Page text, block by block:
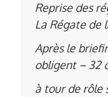
Reprise des
La Régate de
Après le
obligent – 32
à tour de rôle